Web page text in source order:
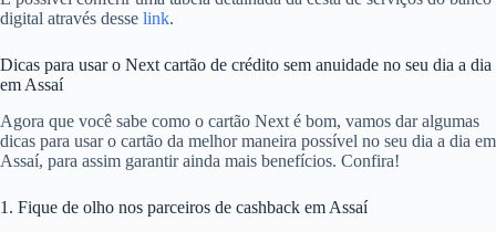
digital através desse link.
Dicas para usar o Next cartão de crédito sem anuidade no seu dia a dia
em Assaí
Agora que você sabe como o cartão Next é bom, vamos dar algumas
dicas para usar o cartão da melhor maneira possível no seu dia a dia em
Assaí, para assim garantir ainda mais benefícios. Confira!
1. Fique de olho nos parceiros de cashback em Assaí